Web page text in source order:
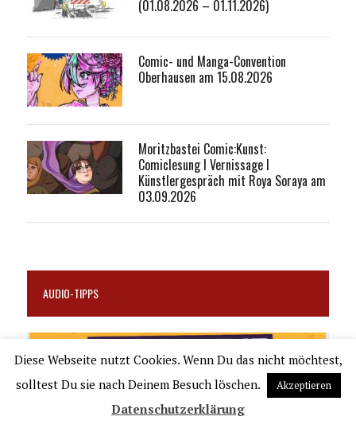
(01.08.2026 – 01.11.2026)
Comic- und Manga-Convention
Oberhausen am 15.08.2026
Moritzbastei Comic:Kunst:
Comiclesung I Vernissage I
Künstlergespräch mit Roya Soraya am
03.09.2026
AUDIO-TIPPS
Diese Webseite nutzt Cookies. Wenn Du das nicht möchtest,
solltest Du sie nach Deinem Besuch löschen.
Akzeptieren
Datenschutzerklärung